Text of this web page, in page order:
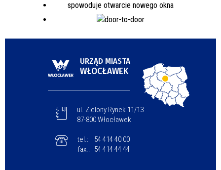
URZĄD MIASTA
WŁOCŁAWEK
ul. Zielony Rynek 11/13
87-800 Włocławek
tel.:
54 414 40 00
fax.:
54 414 44 44